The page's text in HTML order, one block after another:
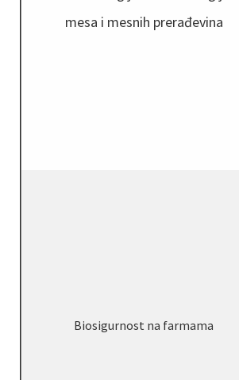
mesa i mesnih prerađevina
Biosigurnost na farmama